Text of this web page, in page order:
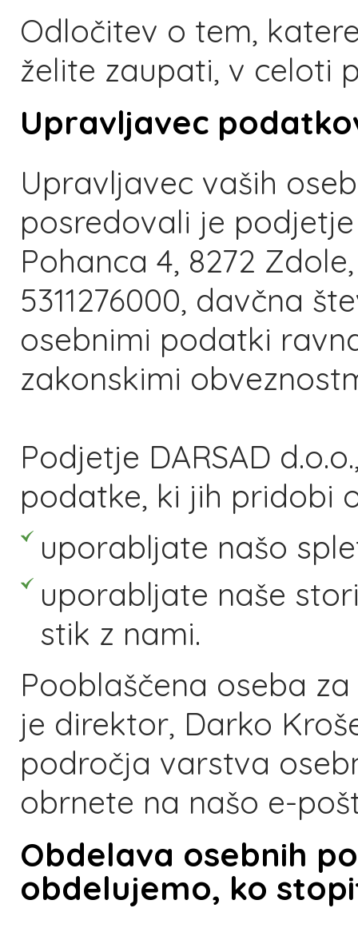
Odločitev o tem,
želite zaupati, v celoti
Upravljavec
Upravljavec vaših
posredovali je podjetje
Pohanca 4, 8272
5311276000, davčna
osebnimi podatki
zakonskimi
Podjetje DARSAD
podatke, ki jih pridobi
uporabljate našo
uporabljate naše
stik z nami.
Pooblaščena oseba
je direktor, Darko
področja varstva
obrnete na našo e-
Obdelava osebnih
obdelujemo, ko